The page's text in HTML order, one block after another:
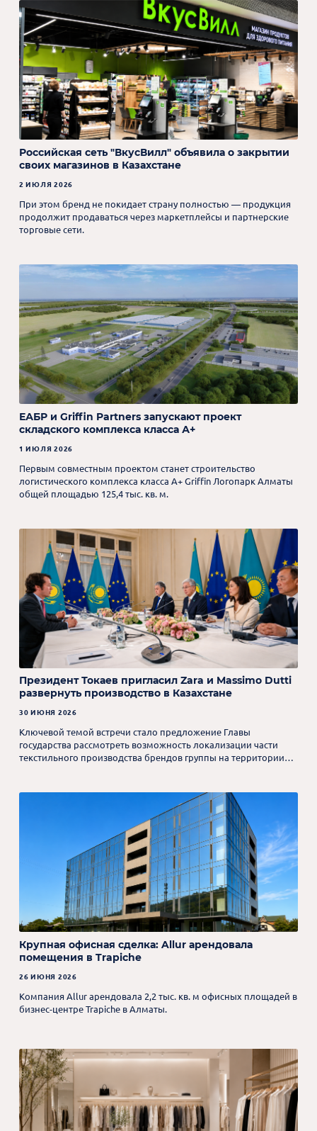
Российская сеть "ВкусВилл" объявила о закрытии
своих магазинов в Казахстане
2 ИЮЛЯ 2026
При этом бренд не покидает страну полностью — продукция
продолжит продаваться через маркетплейсы и партнерские
торговые сети.
ЕАБР и Griffin Partners запускают проект
складского комплекса класса А+
1 ИЮЛЯ 2026
Первым совместным проектом станет строительство
логистического комплекса класса А+ Griffin Логопарк Алматы
общей площадью 125,4 тыс. кв. м.
Президент Токаев пригласил Zara и Massimo Dutti
развернуть производство в Казахстане
30 ИЮНЯ 2026
Ключевой темой встречи стало предложение Главы
государства рассмотреть возможность локализации части
текстильного производства брендов группы на территории
Крупная офисная сделка: Allur арендовала
помещения в Trapiche
26 ИЮНЯ 2026
Компания Allur арендовала 2,2 тыс. кв. м офисных площадей в
бизнес-центре Trapiche в Алматы.